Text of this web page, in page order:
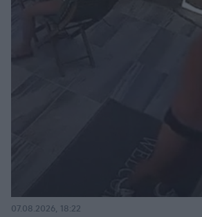
07.08.2026, 18:22